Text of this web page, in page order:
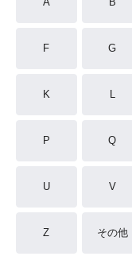
F G
K L
P Q
U V
Z その他